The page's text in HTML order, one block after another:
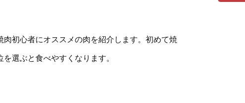
初心者にオススメの肉を紹介します。初めて焼
選ぶと食べやすくなります。